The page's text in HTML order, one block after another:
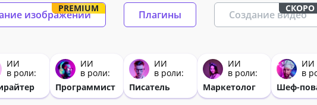
PREMIUM
изображений Плагины
СКОРО
Создание видео
ИИ
в роли:
ИИ
в роли:
Программист
ИИ
в роли:
Писатель
ИИ
в роли:
Маркетолог
ИИ
в
Шеф-